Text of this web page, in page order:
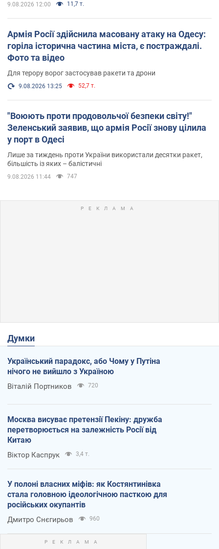
9.08.2026 12:00 11,7 т.
Армія Росії здійснила масовану атаку на Одесу:
горіла історична частина міста, є постраждалі.
Фото та відео
Для терору ворог застосував ракети та дрони
9.08.2026 13:25 52,7 т.
"Воюють проти продовольчої безпеки світу!"
Зеленський заявив, що армія Росії знову цілила
у порт в Одесі
Лише за тиждень проти України використали десятки ракет,
більшість із яких – балістичні
9.08.2026 11:44 747
Думки
Український парадокс, або Чому у Путіна
нічого не вийшло з Україною
Віталій Портников 720
Москва висуває претензії Пекіну: дружба
перетворюється на залежність Росії від
Китаю
Віктор Каспрук 3,4 т.
У полоні власних міфів: як Костянтинівка
стала головною ідеологічною пасткою для
російських окупантів
Дмитро Снєгирьов 960